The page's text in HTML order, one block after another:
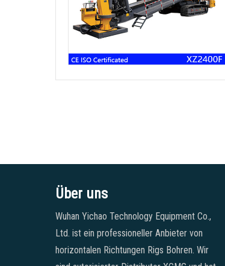
Über uns
Wuhan Yichao Technology Equipment Co.,
Ltd. ist ein professioneller Anbieter von
horizontalen Richtungen Rigs Bohren. Wir